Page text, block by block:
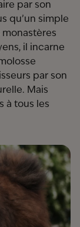
par son
qu’un simple
il incarne
par son
Mais
à tous les